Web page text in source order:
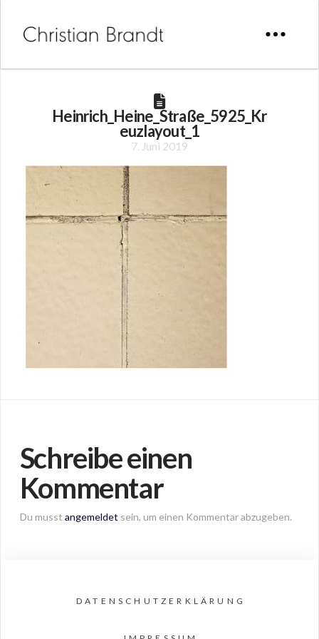
Heinrich_Heine_Straße_5925_Kr
euzlayout_1
7. Juni 2019
Schreibe einen
Kommentar
Du musst angemeldet sein, um einen Kommentar abzugeben.
DATENSCHUTZERKLÄRUNG